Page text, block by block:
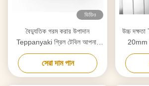
ভিডিও
বৈদ্যুতিক গরম করার উপাদান
Teppanyaki গ্রিল টেবিল আপনার
প্রয়োজনীয়তা অনুযায়ী কাস্টমাইজড
সেরা দাম পান
উচ্চ
20mm